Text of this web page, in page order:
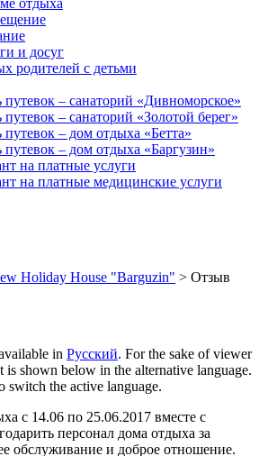
отдыха
и досуг
родителей с детьми
путевок – санаторий «Дивноморское»
– санаторий «Золотой берег»
– дом отдыха «Бетта»
путевок – дом отдыха «Баргузин»
на платные услуги
на платные медицинские услуги
Holiday House "Barguzin" > Отзыв
in Русский. For the sake of viewer
is shown below in the alternative language.
the active language.
с 14.06 по 25.06.2017 вместе с
персонал дома отдыха за
обслуживание и доброе отношение.